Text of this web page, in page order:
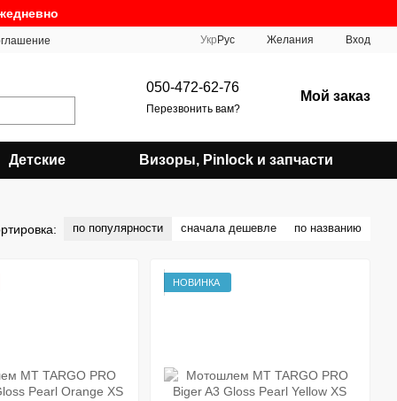
Укр Рус Желания Вход
050-472-62-76
Перезвонить вам?
Мой заказ
Детские Визоры, Pinlock и запчасти
по популярности сначала дешевле по названию
НОВИНКА